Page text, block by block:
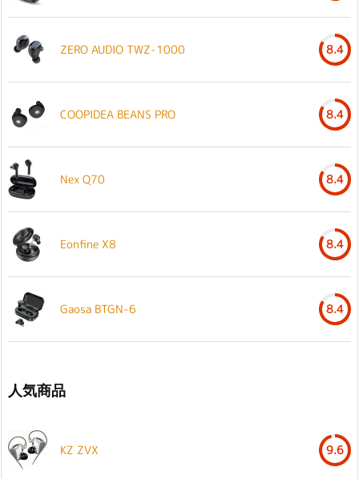
ZERO AUDIO TWZ-1000 8.4
COOPIDEA BEANS PRO 8.4
Nex Q70 8.4
Eonfine X8 8.4
Gaosa BTGN-6 8.4
人気商品
KZ ZVX 9.6